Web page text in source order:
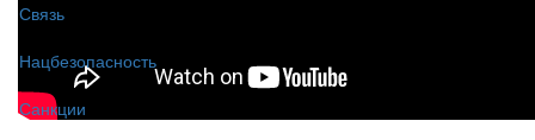
Связь
Нацбезопасность
Санкции